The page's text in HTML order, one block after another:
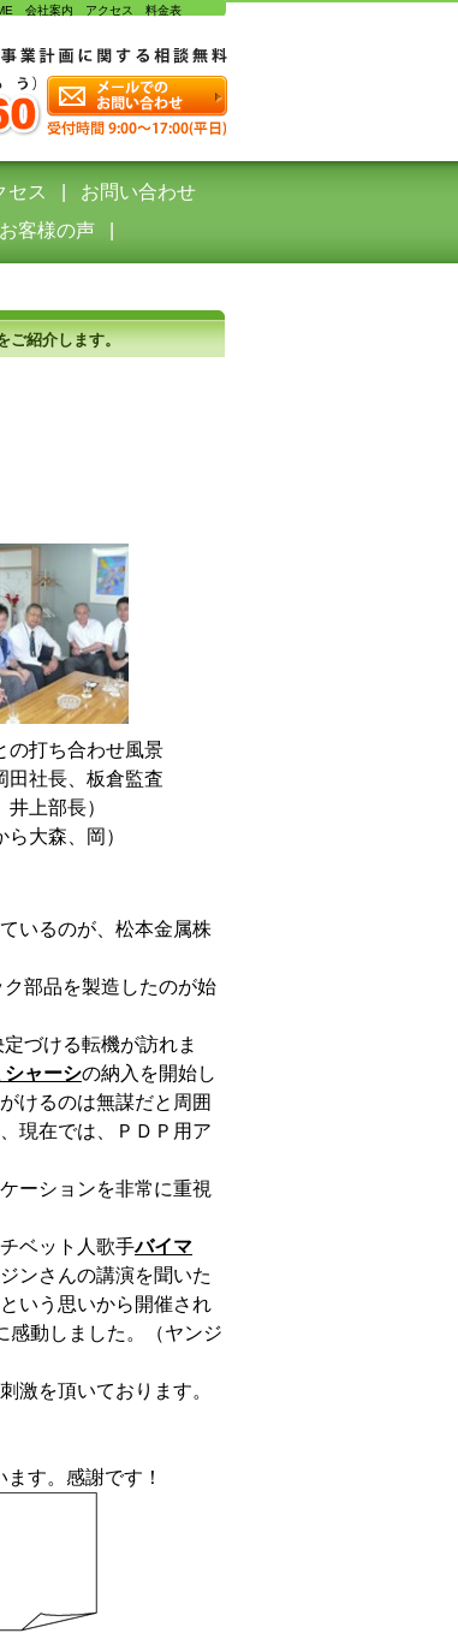
会社案内 アクセス 料金表
セス
お問い合わせ
お客様の声
ご紹介します。
の打ち合わせ風景
田社長、板倉監査
井上部長）
ら大森、岡）
いるのが、松本金属株
部品を製造したのが始
づける転機が訪れま
シャーシの納入を開始し
けるのは無謀だと周囲
現在では、ＰＤＰ用ア
ーションを非常に重視
ベット人歌手バイマ
ンさんの講演を聞いた
いう思いから開催され
感動しました。（ヤンジ
激を頂いております。
す。感謝です！